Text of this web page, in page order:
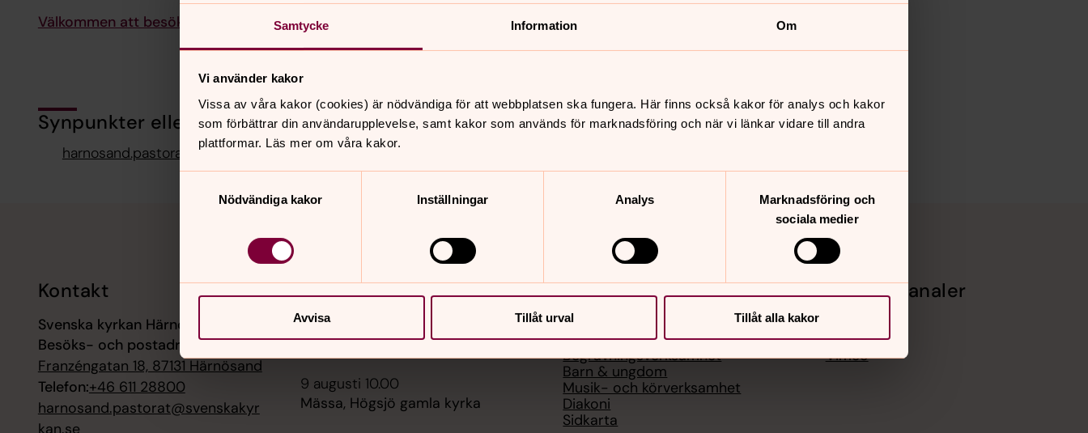
Samtycke Information Om
Vi använder kakor
Vissa av våra kakor (cookies) är nödvändiga för att webbplatsen ska fungera. Här finns också kakor för analys och kakor
som förbättrar din användarupplevelse, samt kakor som används för marknadsföring och när vi länkar vidare till andra
plattformar. Läs mer om våra kakor.
Nödvändiga kakor
Inställningar Analys
Marknadsföring och
sociala medier
Avvisa Tillåt urval Tillåt alla kakor
Välkommen att besöka Hemsö kyrkogård genom att klicka dig runt på panoramabilder
Synpunkter eller frågor på sidans innehåll?
harnosand.pastorat@svenskakyrkan.se
Kontakt
Svenska kyrkan Härnösand
Besöks- och postadress:
Franzéngatan 18, 87131 Härnösand
Telefon:+46 611 28800
harnosand.pastorat@svenskakyr
Kalender
7 augusti 19.00
Sommarkonsert, Säbrå kyrka
9 augusti 10.00
Mässa, Högsjö gamla kyrka
Hitta snabbt
Kontakt
Våra verksamheter
Begravningsverksamhet
Barn & ungdom
Musik- och körverksamhet
Diakoni
Sidkarta
Sociala kanaler
Instagram
Vimeo